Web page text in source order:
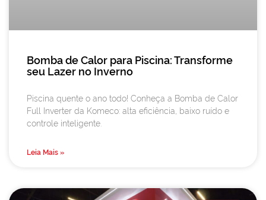
Bomba de Calor para Piscina: Transforme
seu Lazer no Inverno
Piscina quente o ano todo! Conheça a Bomba de Calor
Full Inverter da Komeco: alta eficiência, baixo ruído e
controle inteligente.
Leia Mais »